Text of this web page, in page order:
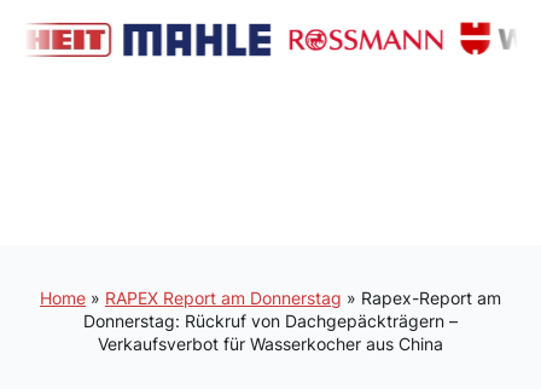
Home » RAPEX Report am Donnerstag » Rapex-Report am
Donnerstag: Rückruf von Dachgepäckträgern –
Verkaufsverbot für Wasserkocher aus China